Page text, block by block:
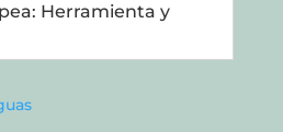
Herramienta y